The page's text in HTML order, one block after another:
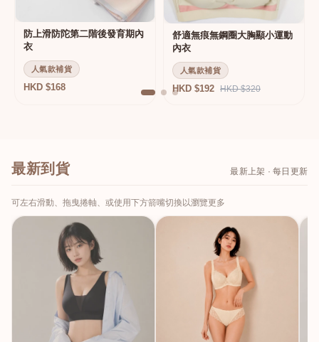
防上滑防陀第二階後發育期內
衣
人氣款補貨
HKD $168
舒適無痕無鋼圈大胸顯小運動
內衣
人氣款補貨
HKD $192 HKD $320
最新到貨 最新上架 · 每日更新
可左右滑動、拖曳捲軸、或使用下方箭嘴切換以瀏覽更多